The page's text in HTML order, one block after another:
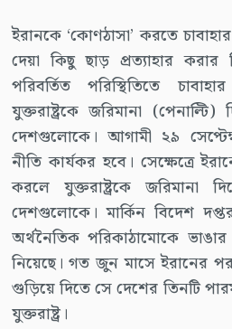
ইরানকে ‘কোণঠাসা’ করতে
দেয়া কিছু ছাড় প্রত্যাহার করার
পরিবর্তিত পরিস্থিতিতে
যুক্তরাষ্ট্রকে জরিমানা
দেশগুলোকে। আগামী ২৯
নীতি কার্যকর হবে। সেক্ষেত্রে
করলে যুক্তরাষ্ট্রকে জরিমানা
দেশগুলোকে। মার্কিন বিদেশ
অর্থনৈতিক পরিকাঠামোকে
নিয়েছে। গত জুন মাসে ইরানের
গুড়িয়ে দিতে সে দেশের তিনটি
যুক্তরাষ্ট্র।